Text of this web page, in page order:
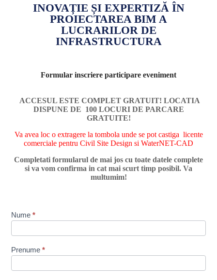
INOVAȚIE ȘI EXPERTIZĂ ÎN
PROIECTAREA BIM A
LUCRARILOR DE
INFRASTRUCTURA
Formular inscriere participare eveniment
ACCESUL ESTE COMPLET GRATUIT! LOCATIA
DISPUNE DE 100 LOCURI DE PARCARE
GRATUITE!
Va avea loc o extragere la tombola unde se pot castiga licente
comerciale pentru Civil Site Design si WaterNET-CAD
Completati formularul de mai jos cu toate datele complete
si va vom confirma in cat mai scurt timp posibil. Va
multumim!
Formular
eveniment
Nume *
Prenume *